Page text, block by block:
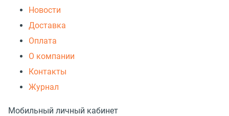
Новости
Доставка
Оплата
О компании
Контакты
Журнал
Мобильный личный кабинет